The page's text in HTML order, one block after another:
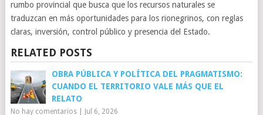
rumbo provincial que busca que los recursos naturales se
traduzcan en más oportunidades para los rionegrinos, con reglas
claras, inversión, control público y presencia del Estado.
RELATED POSTS
OBRA PÚBLICA Y POLÍTICA DEL PRAGMATISMO:
CUANDO EL TERRITORIO VALE MÁS QUE EL
RELATO
No hay comentarios| Jul 6, 2026